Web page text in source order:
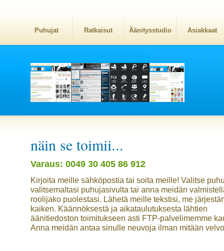
Puhujat Ratkaisut Äänitysstudio Asiakkaat
näin se toimii...
Varaus: 0049 30 405 86 912
Kirjoita meille sähköpostia tai soita meille! Valitse
valitsemaltasi puhujasivulta tai anna meidän
roolijako puolestasi. Lähetä meille tekstisi, me
kaiken. Käännöksestä ja aikataulutuksesta lähtien
äänitiedoston toimitukseen asti FTP-palvelimemme
Anna meidän antaa sinulle neuvoja ilman mitään